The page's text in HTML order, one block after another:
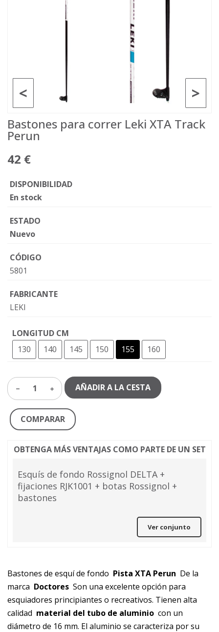
>
<
Bastones para correr Leki XTA Track
Perun
42 €
DISPONIBILIDAD
En stock
ESTADO
Nuevo
CÓDIGO
5801
FABRICANTE
LEKI
LONGITUD CM
130
140 145 150 155 160
1 AÑADIR A LA CESTA
COMPARAR
OBTENGA MÁS VENTAJAS COMO PARTE DE UN SET
Esquís de fondo Rossignol DELTA +
fijaciones RJK1001 + botas Rossignol +
bastones
Ver conjunto
Bastones de esquí de fondo Pista XTA Perun De la
marca Doctores Son una excelente opción para
esquiadores principiantes o recreativos. Tienen alta
calidad material del tubo de aluminio con un
diámetro de 16 mm. El aluminio se caracteriza por su